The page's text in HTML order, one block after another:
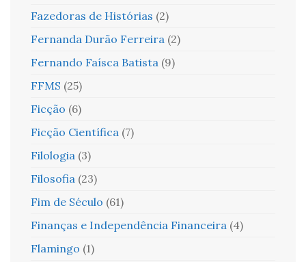
Fazedoras de Histórias (2)
Fernanda Durão Ferreira (2)
Fernando Faísca Batista (9)
FFMS (25)
Ficção (6)
Ficção Científica (7)
Filologia (3)
Filosofia (23)
Fim de Século (61)
Finanças e Independência Financeira (4)
Flamingo (1)